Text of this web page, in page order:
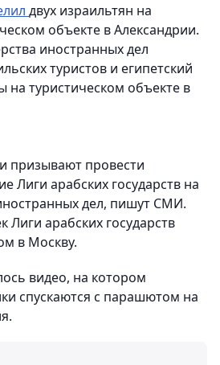
двух израильтян на
объекте в Александрии.
иностранных дел
туристов и египетский
на туристическом объекте в
призывают провести
Лиги арабских государств на
дел, пишут СМИ.
Лиги арабских государств
в Москву.
видео, на котором
спускаются с парашютом на